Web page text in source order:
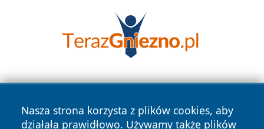
Nasza strona korzysta z plików cookies, aby
działała prawidłowo. Używamy także plików